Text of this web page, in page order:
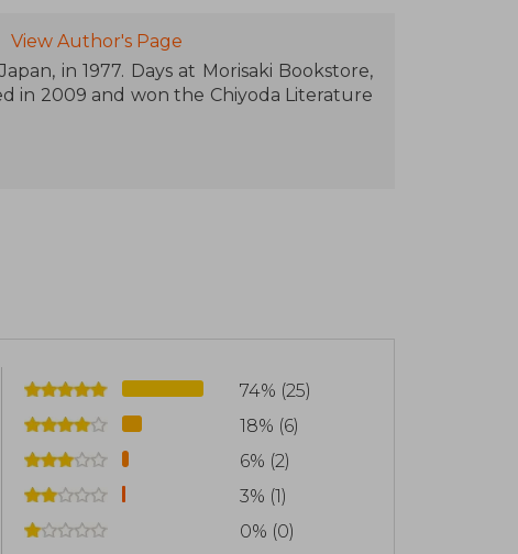
View Author's Page
in 1977. Days at Morisaki Bookstore,
in 2009 and won the Chiyoda Literature
74% (25)
18% (6)
6% (2)
3% (1)
0% (0)